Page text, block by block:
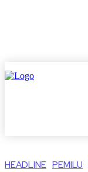
HEADLINE PEMILU